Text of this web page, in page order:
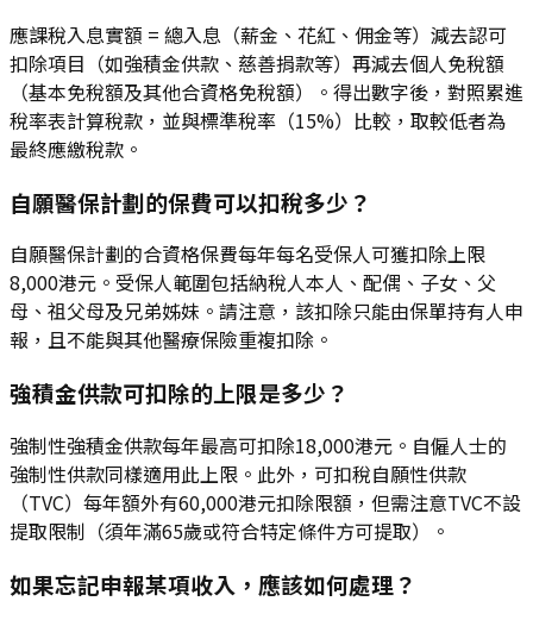
應課稅入息實額 = 總入息（薪金、花紅、佣金等）減去認可
扣除項目（如強積金供款、慈善捐款等）再減去個人免稅額
（基本免稅額及其他合資格免稅額）。得出數字後，對照累進
稅率表計算稅款，並與標準稅率（15%）比較，取較低者為
最終應繳稅款。
自願醫保計劃的保費可以扣稅多少？
自願醫保計劃的合資格保費每年每名受保人可獲扣除上限
8,000港元。受保人範圍包括納稅人本人、配偶、子女、父
母、祖父母及兄弟姊妹。請注意，該扣除只能由保單持有人申
報，且不能與其他醫療保險重複扣除。
強積金供款可扣除的上限是多少？
強制性強積金供款每年最高可扣除18,000港元。自僱人士的
強制性供款同樣適用此上限。此外，可扣稅自願性供款
（TVC）每年額外有60,000港元扣除限額，但需注意TVC不設
提取限制（須年滿65歲或符合特定條件方可提取）。
如果忘記申報某項收入，應該如何處理？